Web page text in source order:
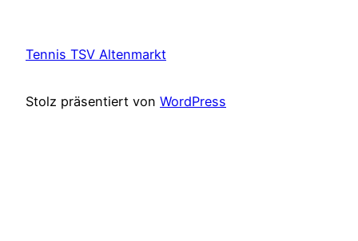
Tennis TSV Altenmarkt
Stolz präsentiert von WordPress